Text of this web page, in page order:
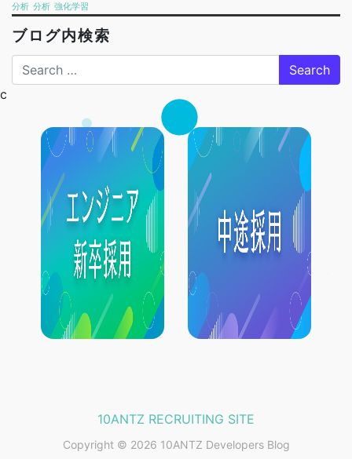
分析 分析 強化学習
ブログ内検索
Search
c
10ANTZ RECRUITING SITE
Copyright © 2026 10ANTZ Developers Blog